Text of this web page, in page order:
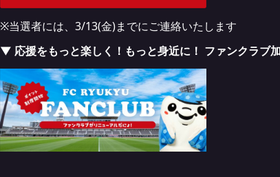
※当選者には、3/13(金)までにご連絡いたします
▼ 応援をもっと楽しく！もっと身近に！ ファンクラブ